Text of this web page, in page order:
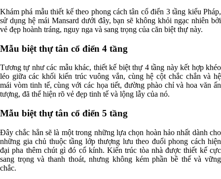
Khám phá mẫu thiết kế theo phong cách tân cổ điển 3 tầng kiểu Pháp,
sử dụng hệ mái Mansard dưới đây, bạn sẽ không khỏi ngạc nhiên bởi
vẻ đẹp hoành tráng, nguy nga và sang trọng của căn biệt thự này.
Mẫu biệt thự tân cổ điển 4 tầng
Tương tự như các mẫu khác, thiết kế biệt thự 4 tầng này kết hợp khéo
léo giữa các khối kiến trúc vuông vắn, cùng hệ cột chắc chắn và hệ
mái vòm tinh tế, cùng với các họa tiết, đường phào chỉ và hoa văn ấn
tượng, đã thể hiện rõ vẻ đẹp tinh tế và lộng lẫy của nó.
Mẫu biệt thự tân cổ điển 5 tầng
Đây chắc hẳn sẽ là một trong những lựa chọn hoàn hảo nhất dành cho
những gia chủ thuộc tầng lớp thượng lưu theo đuổi phong cách hiện
đại pha thêm chút gì đó cổ kính. Kiến trúc tòa nhà được thiết kế cực
sang trọng và thanh thoát, nhưng không kém phần bề thế và vững
chắc.